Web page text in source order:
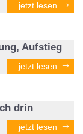
jetzt lesen
Aufstieg
jetzt lesen
drin
jetzt lesen